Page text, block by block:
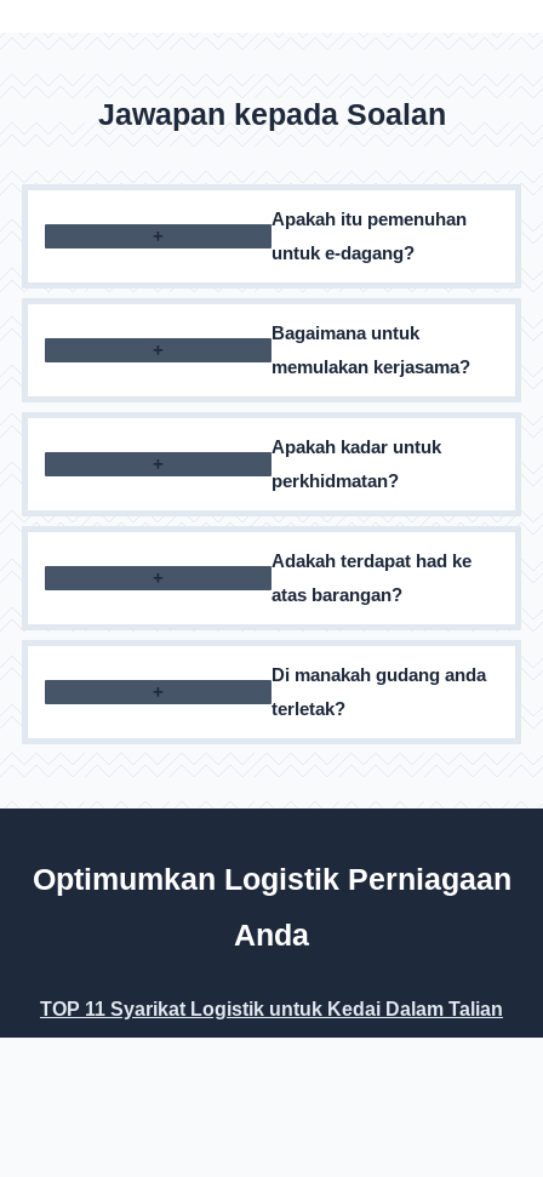
Jawapan kepada Soalan
Apakah itu pemenuhan
untuk e-dagang?
Ia adalah set perkhidmatan untuk penjual dalam
talian: penyimpanan, pembungkusan dan
Bagaimana untuk
memulakan kerjasama?
Tinggalkan permintaan di laman web, pengurus
kami akan menghubungi anda untuk menjelaskan
Apakah kadar untuk
perkhidmatan?
Kos dikira secara individu dan bergantung pada
jumlah pesanan dan perkhidmatan yang dipilih
Adakah terdapat had ke
atas barangan?
Kami bekerja dengan kebanyakan jenis barangan,
kecuali yang dilarang oleh undang-undang Ukraine
Di manakah gudang anda
terletak?
Optimumkan Logistik Perniagaan
Anda
TOP 11 Syarikat Logistik untuk Kedai Dalam Talian